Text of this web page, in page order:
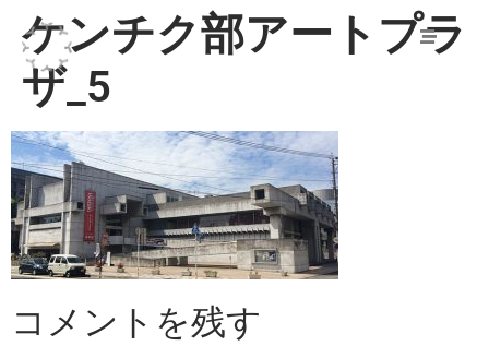
ケンチク部アートプラ
ザ_5
コメントを残す